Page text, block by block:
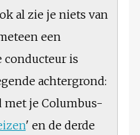
al zie je niets van
een
conducteur is
achtergrond:
met je Columbus-
' en de derde